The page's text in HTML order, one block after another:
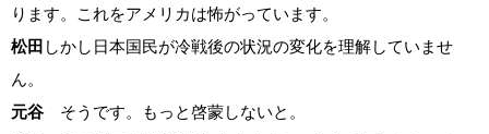
ります。これをアメリカは怖がっています。
松田 しかし日本国民が冷戦後の状況の変化を理解していませ
ん。
元谷 そうです。もっと啓蒙しないと。